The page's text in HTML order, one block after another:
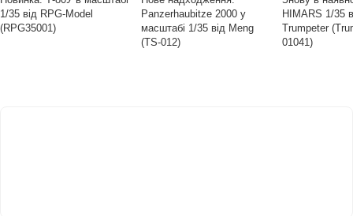
1/35 від RPG-Model
(RPG35001)
Panzerhaubitze 2000 у
масштабі 1/35 від Meng
(TS-012)
HIMARS 1/35
Trumpeter
01041)